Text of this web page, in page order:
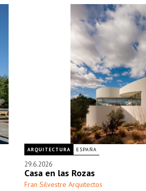
ARQUITECTURA ESPAÑA
29.6.2026
Casa en las Rozas
Fran Silvestre Arquitectos